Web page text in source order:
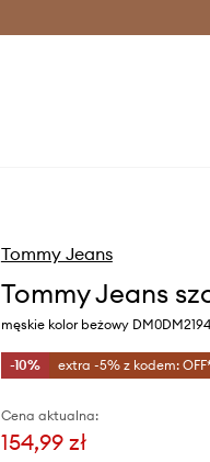
Tommy Jeans
Tommy Jeans
męskie kolor beżowy
-10% extra -5% z kodem:
Cena aktualna:
154,99 zł